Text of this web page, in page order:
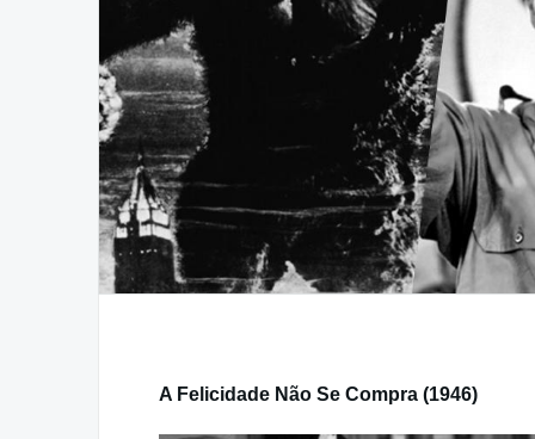
A Felicidade Não Se Compra (1946)